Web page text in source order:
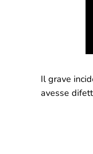
Il grave
avesse